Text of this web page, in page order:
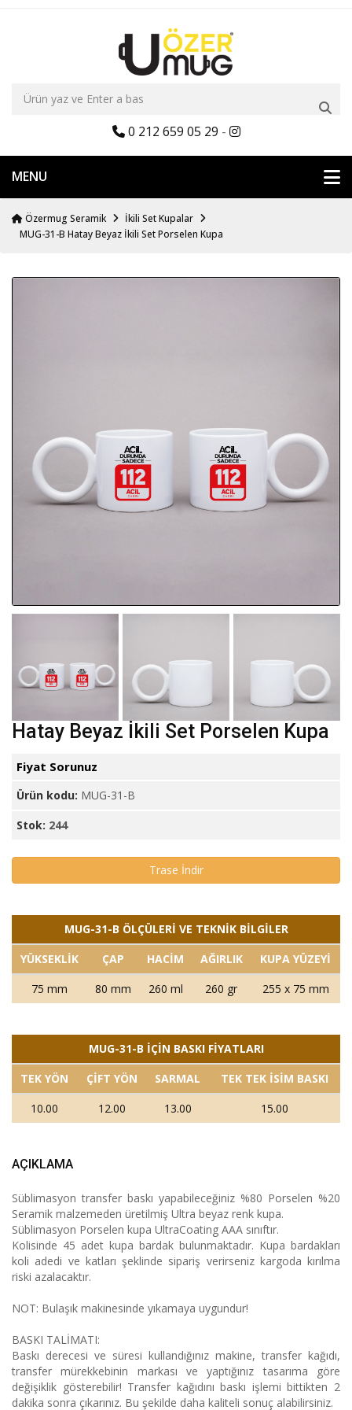
0 212 659 05 29 -
MENU
Özermug Seramik
İkili Set Kupalar
MUG-31-B Hatay Beyaz İkili Set Porselen Kupa
Hatay Beyaz İkili Set Porselen Kupa
Fiyat Sorunuz
Ürün kodu: MUG-31-B
Stok: 244
Trase İndir
MUG-31-B ÖLÇÜLERİ VE TEKNİK BİLGİLER
YÜKSEKLİK
ÇAP HACİM AĞIRLIK
KUPA YÜZEYİ
75 mm
80 mm 260 ml 260 gr 255 x 75 mm
MUG-31-B İÇİN BASKI FİYATLARI
TEK YÖN
ÇİFT YÖN SARMAL
TEK TEK İSİM BASKI
10.00
12.00 13.00 15.00
AÇIKLAMA
Süblimasyon transfer baskı yapabileceğiniz %80 Porselen %20
Seramik malzemeden üretilmiş Ultra beyaz renk kupa.
Süblimasyon Porselen kupa UltraCoating AAA sınıftır.
Kolisinde 45 adet kupa bardak bulunmaktadır. Kupa bardakları
koli adedi ve katları şeklinde sipariş verirseniz kargoda kırılma
riski azalacaktır.
NOT: Bulaşık makinesinde yıkamaya uygundur!
BASKI TALİMATI:
Baskı derecesi ve süresi kullandığınız makine, transfer kağıdı,
transfer mürekkebinin markası ve yaptığınız tasarıma göre
değişiklik gösterebilir! Transfer kağıdını baskı işlemi bittikten 2
dakika sonra çıkarınız. Bu şekilde daha kaliteli sonuç alabilirsiniz.